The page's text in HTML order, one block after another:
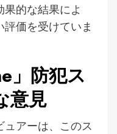
的な結果によ
価を受けていま
」防犯ス
意見
アーは、このス